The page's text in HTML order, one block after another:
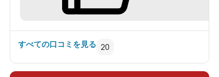
天人峡や天人閣関係の史料が展示されていて、参
考になります。あらためて、「じゃらん」の道内
すべての口コミを見る 20